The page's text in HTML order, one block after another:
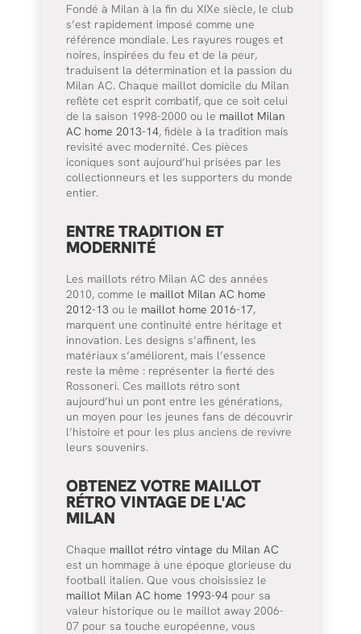
Fondé à Milan à la fin du XIXe siècle, le club
s’est rapidement imposé comme une
référence mondiale. Les rayures rouges et
noires, inspirées du feu et de la peur,
traduisent la détermination et la passion du
Milan AC. Chaque maillot domicile du Milan
reflète cet esprit combatif, que ce soit celui
de la saison 1998-2000 ou le maillot Milan
AC home 2013-14, fidèle à la tradition mais
revisité avec modernité. Ces pièces
iconiques sont aujourd’hui prisées par les
collectionneurs et les supporters du monde
entier.
ENTRE TRADITION ET
MODERNITÉ
Les maillots rétro Milan AC des années
2010, comme le maillot Milan AC home
2012-13 ou le maillot home 2016-17,
marquent une continuité entre héritage et
innovation. Les designs s’affinent, les
matériaux s’améliorent, mais l’essence
reste la même : représenter la fierté des
Rossoneri. Ces maillots rétro sont
aujourd’hui un pont entre les générations,
un moyen pour les jeunes fans de découvrir
l’histoire et pour les plus anciens de revivre
leurs souvenirs.
OBTENEZ VOTRE MAILLOT
RÉTRO VINTAGE DE L'AC
MILAN
Chaque maillot rétro vintage du Milan AC
est un hommage à une époque glorieuse du
football italien. Que vous choisissiez le
maillot Milan AC home 1993-94 pour sa
valeur historique ou le maillot away 2006-
07 pour sa touche européenne, vous